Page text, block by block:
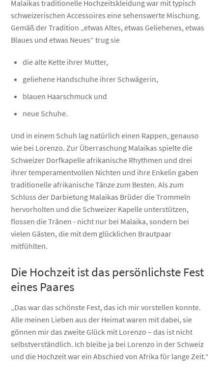
Malaikas traditionelle Hochzeitskleidung war mit typisch
schweizerischen Accessoires eine sehenswerte Mischung.
Gemäß der Tradition „etwas Altes, etwas Geliehenes, etwas
Blaues und etwas Neues“ trug sie
die alte Kette ihrer Mutter,
geliehene Handschuhe ihrer Schwägerin,
blauen Haarschmuck und
neue Schuhe.
Und in einem Schuh lag natürlich einen Rappen, genauso
wie bei Lorenzo. Zur Überraschung Malaikas spielte die
Schweizer Dorfkapelle afrikanische Rhythmen und drei
ihrer temperamentvollen Nichten und ihre Enkelin gaben
traditionelle afrikanische Tänze zum Besten. Als zum
Schluss der Darbietung Malaikas Brüder die Trommeln
hervorholten und die Schweizer Kapelle unterstützen,
flossen die Tränen - nicht nur bei Malaika, sondern bei
vielen Gästen, die mit dem glücklichen Brautpaar
mitfühlten.
Die Hochzeit ist das persönlichste Fest
eines Paares
„Das war das schönste Fest, das ich mir vorstellen konnte.
Alle meinen Lieben aus der Heimat waren mit dabei, sie
gönnen mir das zweite Glück mit Lorenzo – das ist nicht
selbstverständlich. Ich bleibe ja bei Lorenzo in der Schweiz
und die Hochzeit war ein Abschied von Afrika für lange Zeit.“